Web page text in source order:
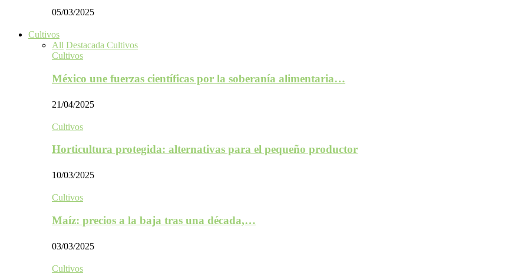
05/03/2025
Cultivos
All Destacada Cultivos
Cultivos
México une fuerzas científicas por la soberanía alimentaria…
21/04/2025
Cultivos
Horticultura protegida: alternativas para el pequeño productor
10/03/2025
Cultivos
Maíz: precios a la baja tras una década,…
03/03/2025
Cultivos